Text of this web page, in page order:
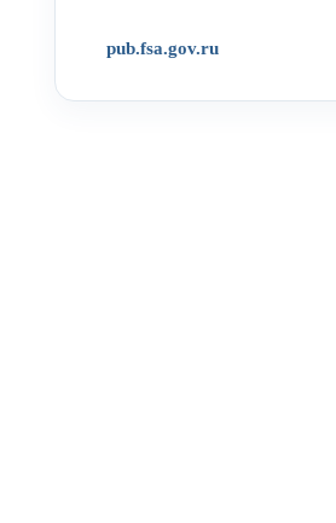
pub.fsa.gov.ru